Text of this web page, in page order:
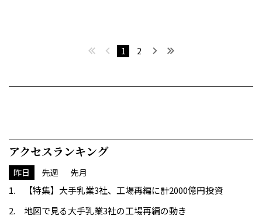
最初へ 前へ1 2 次へ最後へ
アクセスランキング
昨日 先週 先月
【特集】大手乳業3社、工場再編に計2000億円投資
地図で見る大手乳業3社の工場再編の動き